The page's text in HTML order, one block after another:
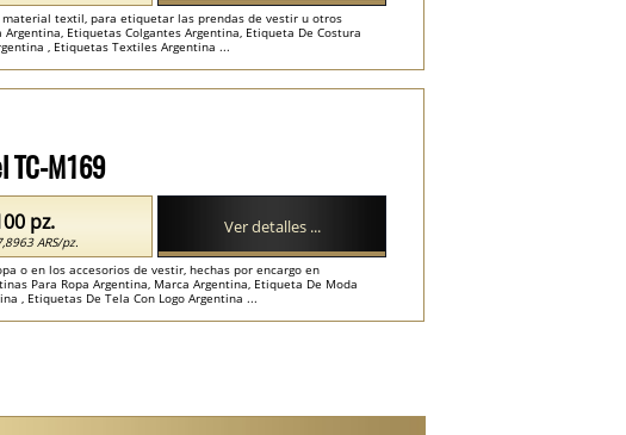
textil, para etiquetar las prendas de vestir u otros
Etiquetas Colgantes Argentina, Etiqueta De Costura
, Etiquetas Textiles Argentina ...
TC-M169
o en los accesorios de vestir, hechas por encargo en
Para Ropa Argentina, Marca Argentina, Etiqueta De Moda
, Etiquetas De Tela Con Logo Argentina ...
pz.
ARS/pz.
Ver detalles ...